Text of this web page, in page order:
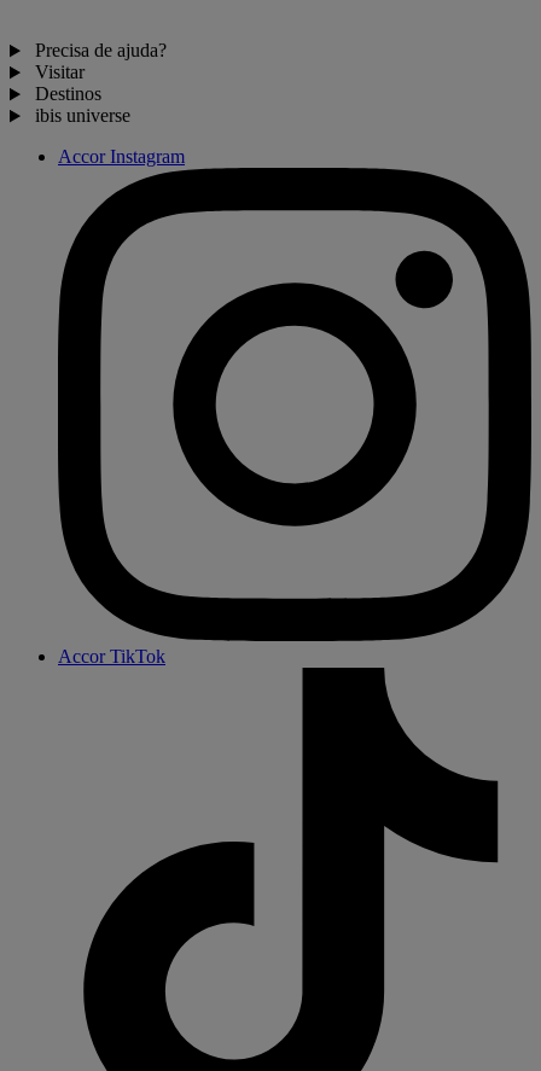
Precisa de ajuda?
Visitar
Destinos
ibis universe
Accor Instagram
Accor TikTok